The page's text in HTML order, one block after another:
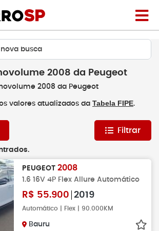
busca
2008 da Peugeot
2008 da Peugeot
valores atualizados da Tabela FIPE.
Filtrar
PEUGEOT 2008
1.6 16V 4P Flex Allure Automático
R$ 55.900 2019
Automático | Flex | 90.000KM
Bauru